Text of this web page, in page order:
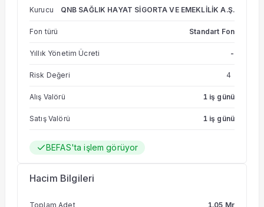
Kurucu QNB SAĞLIK HAYAT SİGORTA VE EMEKLİLİK A.Ş.
Fon türü Standart Fon
Yıllık Yönetim Ücreti -
Risk Değeri 4
Alış Valörü 1 iş günü
Satış Valörü 1 iş günü
BEFAS'ta işlem görüyor
Hacim Bilgileri
Toplam Adet 1.05 Mr